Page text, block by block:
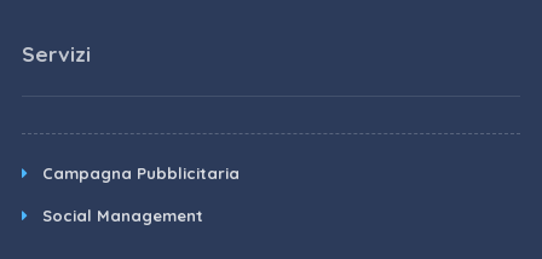
Servizi
Campagna Pubblicitaria
Social Management